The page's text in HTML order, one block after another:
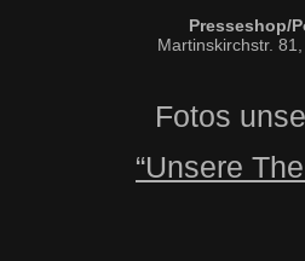
Presseshop/
Martinskirchstr.
Fotos
“Unsere